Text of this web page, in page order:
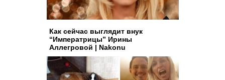
Как сейчас выглядит внук
“Императрицы” Ирины
Аллегровой | Nakonu